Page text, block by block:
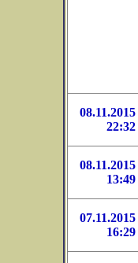
08.11.2015
22:32
08.11.2015
13:49
07.11.2015
16:29